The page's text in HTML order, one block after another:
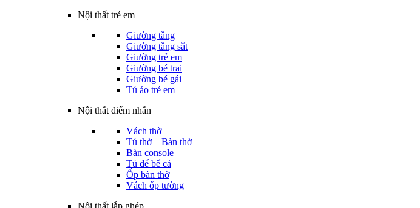
Nội thất trẻ em
Giường tầng
Giường tầng sắt
Giường trẻ em
Giường bé trai
Giường bé gái
Tủ áo trẻ em
Nội thất điểm nhấn
Vách thờ
Tủ thờ – Bàn thờ
Bàn console
Tủ để bể cá
Ốp bàn thờ
Vách ốp tường
Nội thất lắp ghép